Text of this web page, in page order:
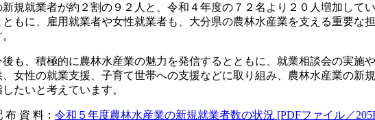
新規就業者が約２割の９２人と、令和４年度の７２名より２０人増加して
ともに、雇用就業者や女性就業者も、大分県の農林水産業を支える重要な
後も、積極的に農林水産業の魅力を発信するとともに、就業相談会の実施
、女性の就業支援、子育て世帯への支援などに取り組み、農林水産業の新
したいと考えています。
布 資 料： 令和５年度農林水産業の新規就業者数の状況 [PDFファイル／